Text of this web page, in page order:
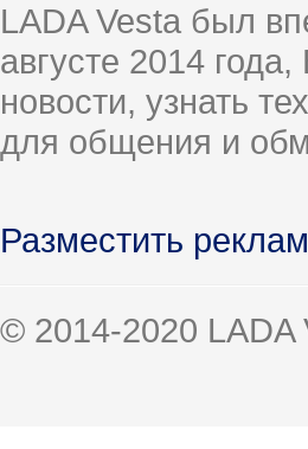
LADA Vesta был
августе 2014
новости, узнать
для общения и
Разместить
© 2014-2020